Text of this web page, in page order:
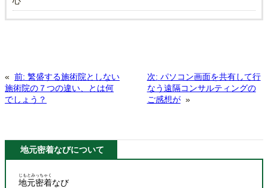
« 前: 繁盛する施術院としない
施術院の７つの違い、とは何
でしょう？
次: パソコン画面を共有して行
なう遠隔コンサルティングの
ご感想が »
地元密着なびについて
地元密着
じもとみっちゃく
なび